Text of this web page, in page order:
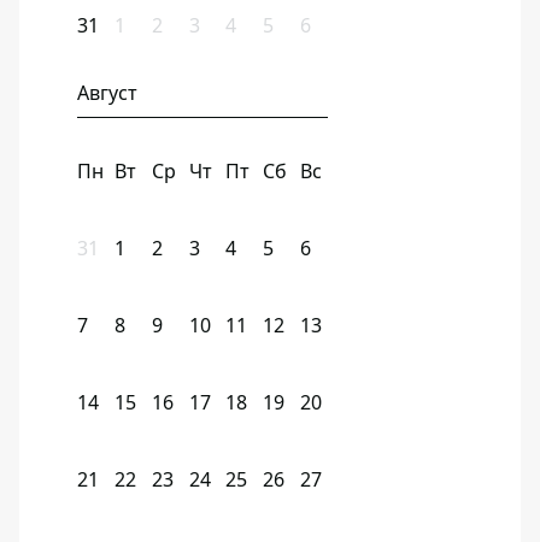
31 1 2 3 4 5 6
Август
Пн Вт Ср Чт Пт Сб Вс
31 1 2 3 4 5 6
7 8 9 10 11 12 13
14 15 16 17 18 19 20
21 22 23 24 25 26 27